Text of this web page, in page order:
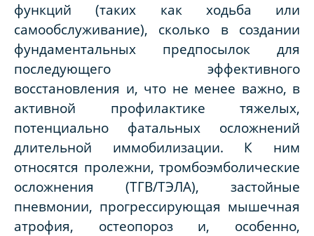
функций (таких как ходьба или
самообслуживание), сколько в создании
фундаментальных предпосылок для
последующего эффективного
восстановления и, что не менее важно, в
активной профилактике тяжелых,
потенциально фатальных осложнений
длительной иммобилизации. К ним
относятся пролежни, тромбоэмболические
осложнения (ТГВ/ТЭЛА), застойные
пневмонии, прогрессирующая мышечная
атрофия, остеопороз и, особенно,